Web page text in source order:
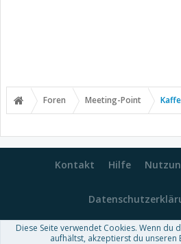
Foren Meeting-Point
Kontakt Hilfe
Forum software by XenForo™-
Diese Seite verwendet Cookies. Wenn du
aufhältst, akzeptierst du unseren